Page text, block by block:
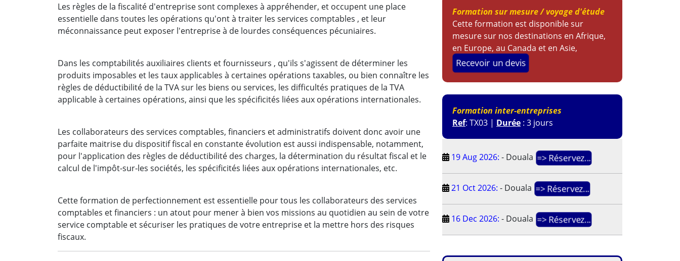
Les règles de la fiscalité d'entreprise sont complexes à appréhender, et occupent une place
essentielle dans toutes les opérations qu'ont à traiter les services comptables , et leur
méconnaissance peut exposer l'entreprise à de lourdes conséquences pécuniaires.
Dans les comptabilités auxiliaires clients et fournisseurs , qu'ils s'agissent de déterminer les
produits imposables et les taux applicables à certaines opérations taxables, ou bien connaître les
règles de déductibilité de la TVA sur les biens ou services, les difficultés pratiques de la TVA
applicable à certaines opérations, ainsi que les spécificités liées aux opérations internationales.
Les collaborateurs des services comptables, financiers et administratifs doivent donc avoir une
parfaite maitrise du dispositif fiscal en constante évolution est aussi indispensable, notamment,
pour l'application des règles de déductibilité des charges, la détermination du résultat fiscal et le
calcul de l'impôt-sur-les sociétés, les spécificités liées aux opérations internationales, etc.
Cette formation de perfectionnement est essentielle pour tous les collaborateurs des services
comptables et financiers : un atout pour mener à bien vos missions au quotidien au sein de votre
service comptable et sécuriser les pratiques de votre entreprise et la mettre hors des risques
fiscaux.
Formation sur mesure / voyage d'étude
Cette formation est disponible sur
mesure sur nos destinations en Afrique,
en Europe, au Canada et en Asie,
Recevoir un devis
Formation inter-entreprises
Ref: TX03 | Durée : 3 jours
19 Aug 2026: - Douala => Réservez...
21 Oct 2026: - Douala => Réservez...
16 Dec 2026: - Douala => Réservez...